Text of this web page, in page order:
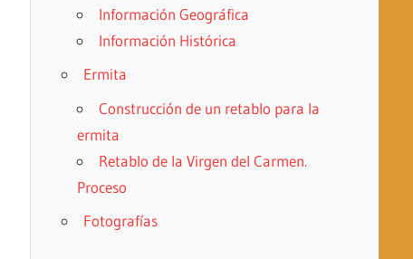
Información Geográfica
Información Histórica
Ermita
Construcción de un retablo para la
ermita
Retablo de la Virgen del Carmen.
Proceso
Fotografías